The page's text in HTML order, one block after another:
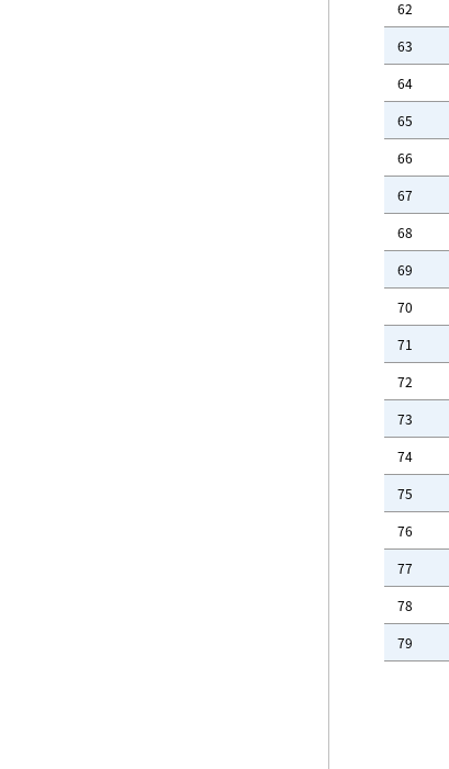
62
63
64
65
66
67
68
69
70
71
72
73
74
75
76
77
78
79